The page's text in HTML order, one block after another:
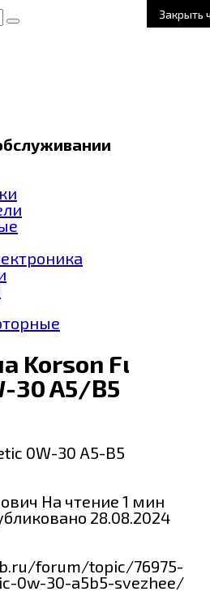
Закрыть
Korson Full
30 A5/B5
На чтение 1 мин
28.08.2024
forum/topic/76975-
0w-30-a5b5-svezhee/